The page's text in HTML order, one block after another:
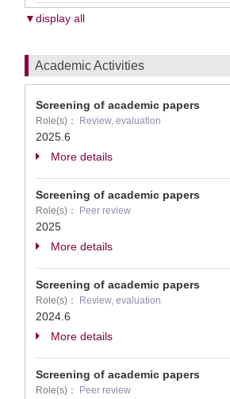
▼display all
Academic Activities
Screening of academic papers
Role(s)： Review, evaluation
2025.6
More details
Screening of academic papers
Role(s)： Peer review
2025
More details
Screening of academic papers
Role(s)： Review, evaluation
2024.6
More details
Screening of academic papers
Role(s)： Peer review